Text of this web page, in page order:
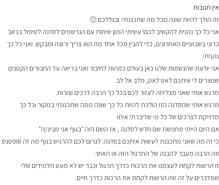
אין תגובות
זה הולך להיות שונה מכל מה שתכננתי. ובגללכם 🙂
אני כל כך נהנית להקשיב לכם! עשיתי המון שיחות עם הנרשמים לסדנה לטיפול בכאב
כרוני בשבועיים האחרונים, כדי להבין מכל אחד מה הוא צריך ורוצה ומבקש. ואני כל כך
נהניתי.
אני יודעת שהנשמות שלנו כאן בעולם כמהות לחיבור ואני בריאה על החבורים הקטנים
שנוצרים לי איתכם לאט לאט, מלב אל לב.
מרגש אותי שאני מצליחה לעזור לכם בכל כך הרבה דרכים וצורות.
מרגש אותי שהסדנה הזו הולכת להיות כל כך שונה ממה שתכננתי במקור וכל כך
מדוייקת לצרכים של כל מי שדיברתי איתו
אם היום הייתי מחפשת שם חדש לסדנה , אז השם היה "בגוף אני מבינ/ה"
כי זה מה שאני מתכננת לעשות איתכם בסדנה. לגרום לכם להרגיש בגוף מה זה סופטנס.
וזה הרבה מעבר להבנה של התרגול הזה או האחר.
זו הרשות לקחת לעצמנו את הרכות כדרך תרגול וכבר יש לא מעט תלמידים שלי
שמדברים על זה שזו הרשות לקחת את הרכות כדרך חיים.